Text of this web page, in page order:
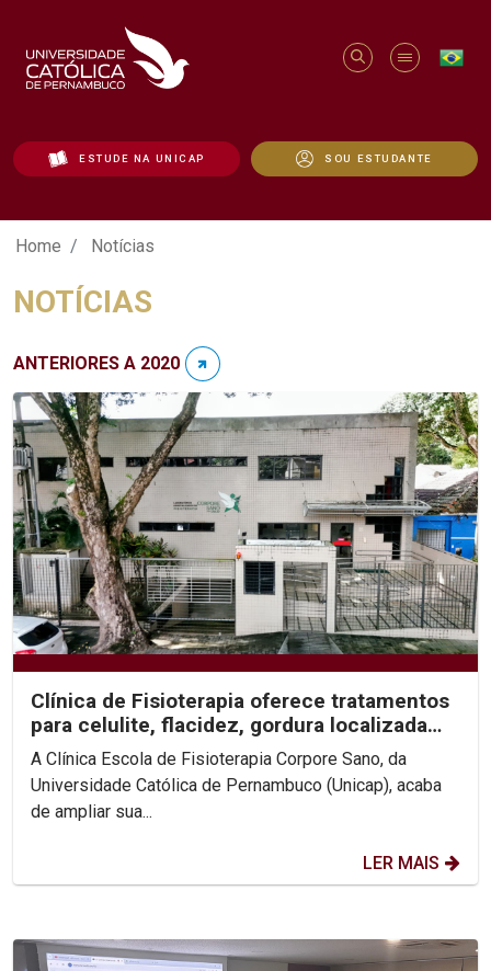
ESTUDE NA UNICAP SOU ESTUDANTE
Notícias - Unicap
Home Notícias
NOTÍCIAS
ANTERIORES A 2020
Clínica de Fisioterapia oferece tratamentos
para celulite, flacidez, gordura localizada
e...
A Clínica Escola de Fisioterapia Corpore Sano, da
Universidade Católica de Pernambuco (Unicap), acaba
de ampliar sua...
LER MAIS